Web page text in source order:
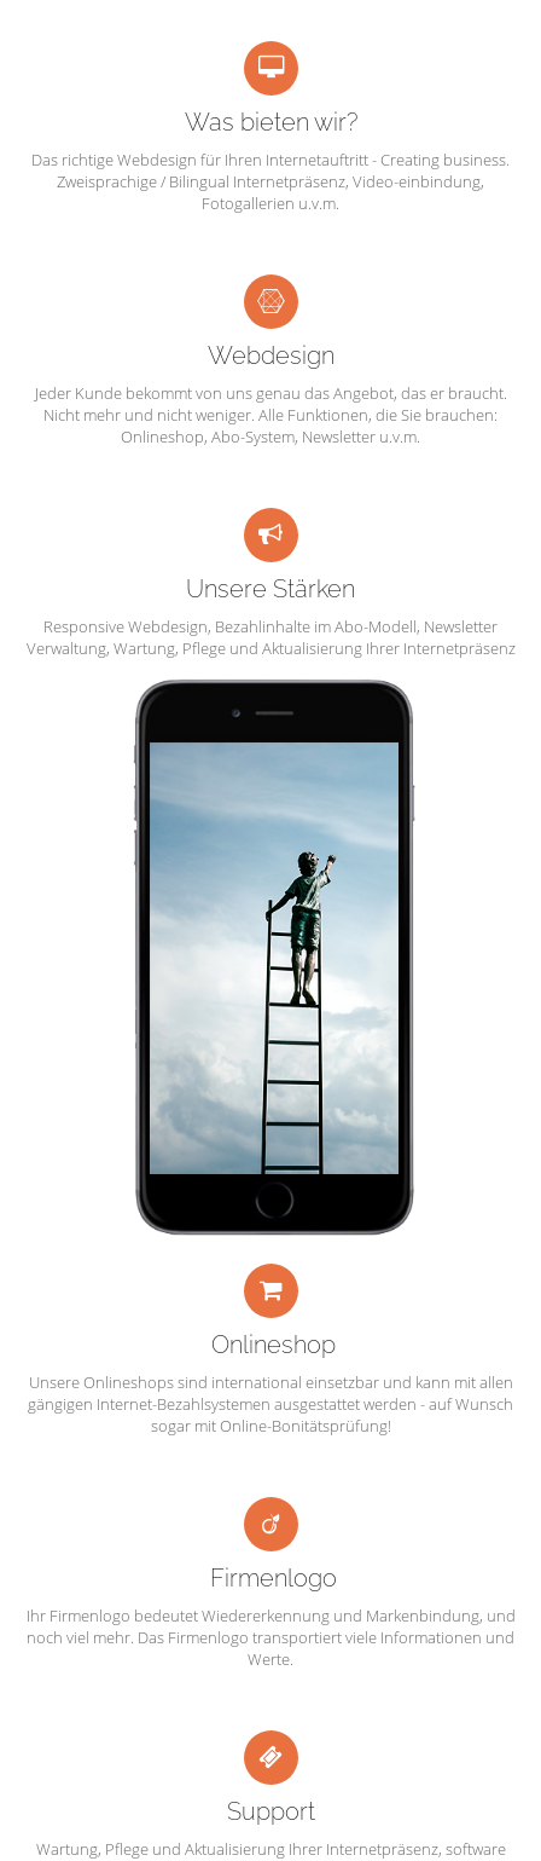
Was bieten wir?
Das richtige Webdesign für Ihren Internetauftritt - Creating business.
Zweisprachige / Bilingual Internetpräsenz, Video-einbindung,
Fotogallerien u.v.m.
Webdesign
Jeder Kunde bekommt von uns genau das Angebot, das er braucht.
Nicht mehr und nicht weniger. Alle Funktionen, die Sie brauchen:
Onlineshop, Abo-System, Newsletter u.v.m.
Unsere Stärken
Responsive Webdesign, Bezahlinhalte im Abo-Modell, Newsletter
Verwaltung, Wartung, Pflege und Aktualisierung Ihrer Internetpräsenz
Onlineshop
Unsere Onlineshops sind international einsetzbar und kann mit allen
gängigen Internet-Bezahlsystemen ausgestattet werden - auf Wunsch
sogar mit Online-Bonitätsprüfung!
Firmenlogo
Ihr Firmenlogo bedeutet Wiedererkennung und Markenbindung, und
noch viel mehr. Das Firmenlogo transportiert viele Informationen und
Werte.
Support
Wartung, Pflege und Aktualisierung Ihrer Internetpräsenz, software